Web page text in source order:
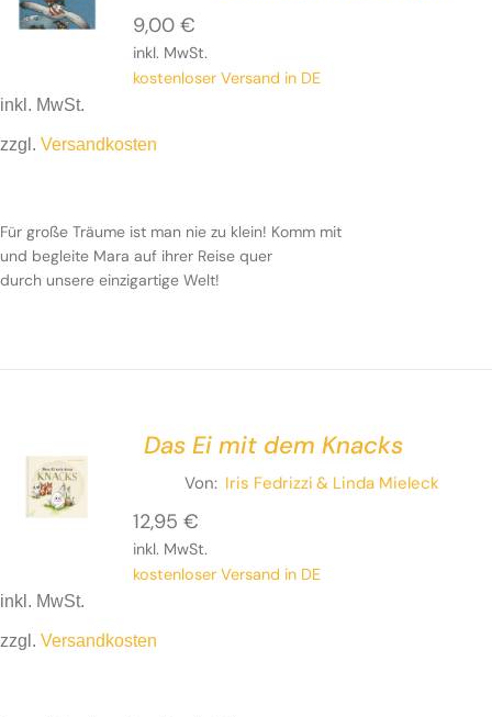
9,00 €
inkl. MwSt.
kostenloser Versand in DE
inkl. MwSt.
zzgl. Versandkosten
einzigartige Welt!
Für große Träume ist man nie zu klein! Komm mit
und begleite Mara auf ihrer Reise quer
durch unsere einzigartige Welt!
Das Ei mit dem Knacks
Von: Iris Fedrizzi & Linda Mieleck
12,95 €
inkl. MwSt.
kostenloser Versand in DE
inkl. MwSt.
zzgl. Versandkosten